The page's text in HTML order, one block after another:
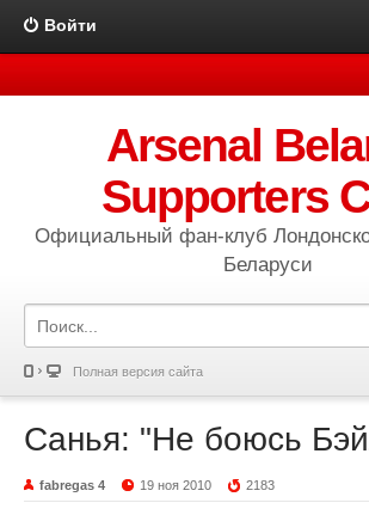
Войти
Arsenal
Supporters
Официальный фан-клуб
Беларуси
Полная версия сайта
Санья: "Не боюсь
fabregas 4 19 ноя 2010 2183